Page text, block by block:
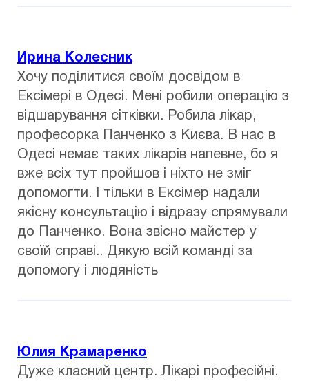
Ирина Колесник
Хочу поділитися своїм досвідом в
Ексімері в Одесі. Мені робили операцію з
відшарування сітківки. Робила лікар,
професорка Панченко з Києва. В нас в
Одесі немає таких лікарів напевне, бо я
вже всіх тут пройшов і ніхто не зміг
допомогти. І тільки в Ексімер надали
якісну консультацію і відразу спрямували
до Панченко. Вона звісно майстер у
своїй справі.. Дякую всій команді за
допомогу і людяність
Юлия Крамаренко
Дуже класний центр. Лікарі професійні.